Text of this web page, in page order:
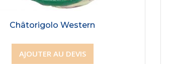
Châtorigolo Western
AJOUTER AU DEVIS